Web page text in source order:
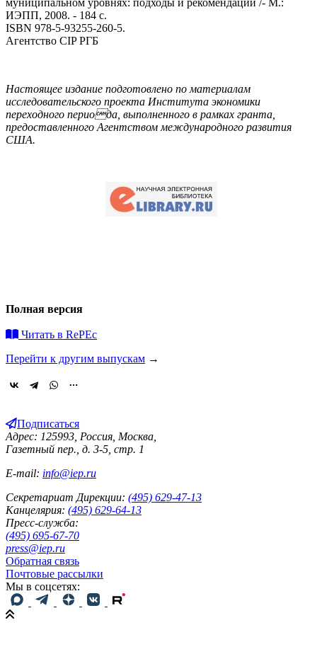
ИЭПП, 2008. - 184 с.
ISBN 978-5-93255-260-5.
Агентство CIP РГБ
Настоящее издание подготовлено по материалам
исследовательского проекта Института экономики
переходного периода, выполненного в рамках гранта,
предоставленного Агентством международного развития
США.
Полная версия
Читать в RePEc
Перейти к другим выпускам →
Подписаться
Адрес: 125993, Россия, Москва,
Газетный пер., д. 3-5, стр. 1
E-mail: info@iep.ru
Секретариат Дирекции: (495) 629-47-13
Канцелярия: (495) 629-64-13
Пресс-служба:
(495) 695-67-70
press@iep.ru
Обратная связь
Почтовые рассылки
Мы в соцсетях: